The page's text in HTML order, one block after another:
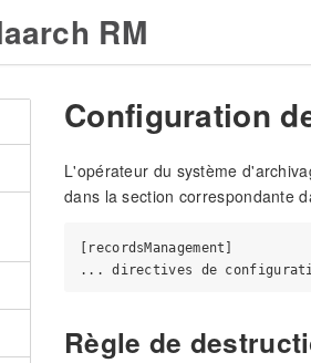
RM
Configuration
L'opérateur du système
dans la section correspondante
[recordsManagement]
Règle de